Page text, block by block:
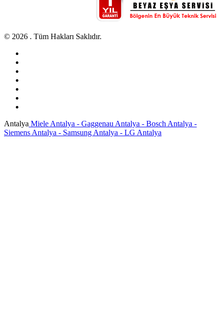
© 2026 . Tüm Hakları Saklıdır.
Antalya Miele Antalya - Gaggenau Antalya - Bosch Antalya -
Siemens Antalya - Samsung Antalya - LG Antalya